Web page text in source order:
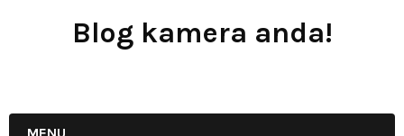
Blog kamera anda!